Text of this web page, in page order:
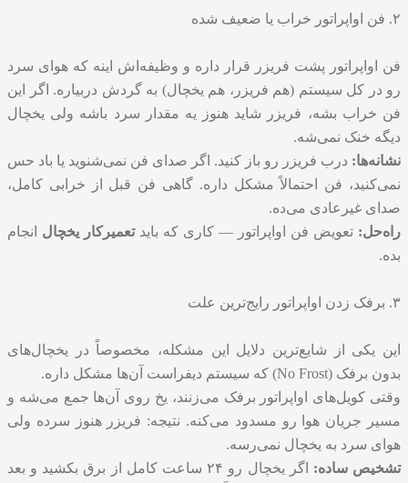
۲. فن اواپراتور خراب یا ضعیف شده
فن اواپراتور پشت فریزر قرار داره و وظیفه‌اش اینه که هوای سرد
رو در کل سیستم (هم فریزر، هم یخچال) به گردش دربیاره. اگر این
فن خراب بشه، فریزر شاید هنوز یه مقدار سرد باشه ولی یخچال
دیگه خنک نمی‌شه.
نشانه‌ها: درب فریزر رو باز کنید. اگر صدای فن نمی‌شنوید یا باد حس
نمی‌کنید، فن احتمالاً مشکل داره. گاهی فن قبل از خرابی کامل،
صدای غیرعادی می‌ده.
راه‌حل: تعویض فن اواپراتور — کاری که بایدتعمیرکار یخچال انجام
بده.
۳. برفک زدن اواپراتور رایج‌ترین علت
این یکی از شایع‌ترین دلایل این مشکله، مخصوصاً در یخچال‌های
بدون برفک (No Frost) که سیستم دیفراست آن‌ها مشکل داره.
وقتی کویل‌های اواپراتور برفک می‌زنند، یخ روی آن‌ها جمع می‌شه و
مسیر جریان هوا رو مسدود می‌کنه. نتیجه: فریزر هنوز سرده ولی
هوای سرد به یخچال نمی‌رسه.
تشخیص ساده:
اگر یخچال رو ۲۴ ساعت کامل از برق بکشید و بعد